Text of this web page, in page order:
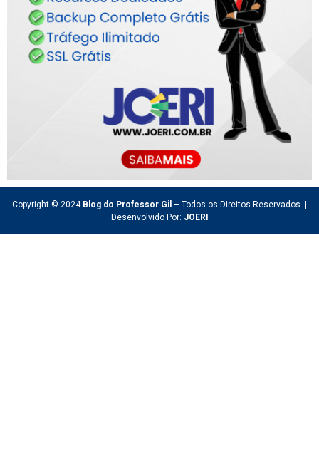
Copyright © 2024 Blog do Professor Gil – Todos os Direitos Reservados. |
Desenvolvido Por: JOERI